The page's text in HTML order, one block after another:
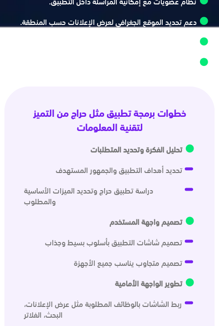
دعم تحديد الموقع الجغرافي لعرض الإعلانات حسب المنطقة.
خطوات برمجة تطبيق مثل حراج من التميز
لتقنية المعلومات
تحليل الفكرة وتحديد المتطلبات
تحديد أهداف التطبيق والجمهور المستهدف
دراسة تطبيق حراج وتحديد الميزات الأساسية
والمطلوب
تصميم واجهة المستخدم
تصميم شاشات التطبيق بأسلوب بسيط وجذاب
تصميم متجاوب يناسب جميع الأجهزة
تطوير الواجهة الأمامية
ربط الشاشات بالوظائف المطلوبة مثل عرض الإعلانات،
البحث، الفلاتر